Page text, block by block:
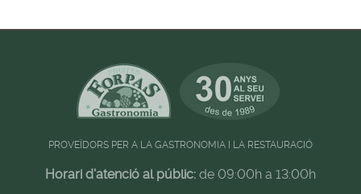
PROVEÏDORS PER A LA GASTRONOMIA I LA RESTAURACIÓ
Horari d'atenció al públic: de 09:00h a 13:00h